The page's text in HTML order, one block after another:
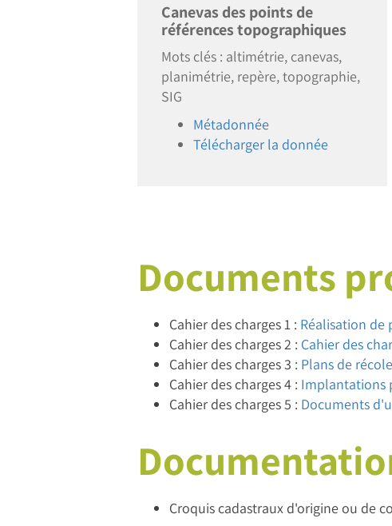
Canevas des points de
références topographiques
Mots clés : altimétrie, canevas,
planimétrie, repère, topographie,
SIG
Métadonnée
Télécharger la donnée
Documents
Cahier des charges 1 : Réalisation de
Cahier des charges 2 : Cahier des
Cahier des charges 3 : Plans de
Cahier des charges 4 : Implantations
Cahier des charges 5 : Documents
Croquis cadastraux d'origine ou de